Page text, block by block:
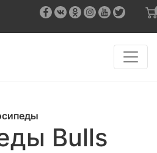
Bulls